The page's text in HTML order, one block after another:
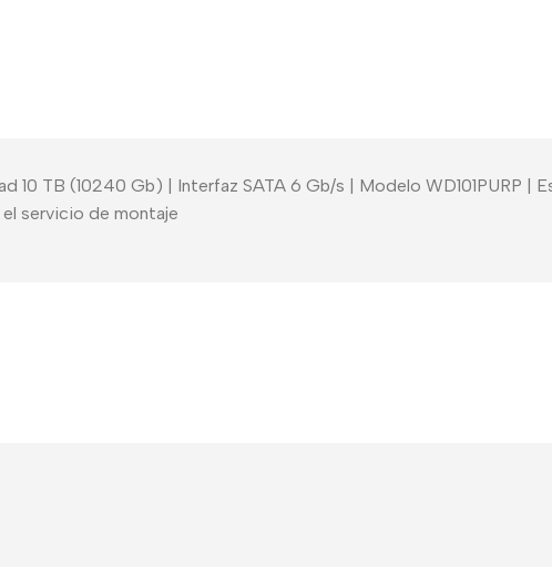
10 TB (10240 Gb) | Interfaz SATA 6 Gb/s | Modelo WD101PURP |
servicio de montaje